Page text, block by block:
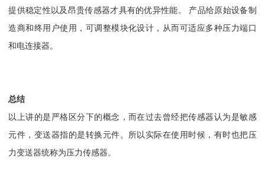
提供稳定性以及昂贵传感器才具有的优异性能。 产品给原始设备制
造商和终用户使用，可调整模块化设计，从而可适应多种压力端口
和电连接器。
总结
以上讲的是严格区分下的概念，而在过去曾经把传感器认为是敏感
元件，变送器指的是转换元件。所以实际在使用时候，有时也把压
力变送器统称为压力传感器。